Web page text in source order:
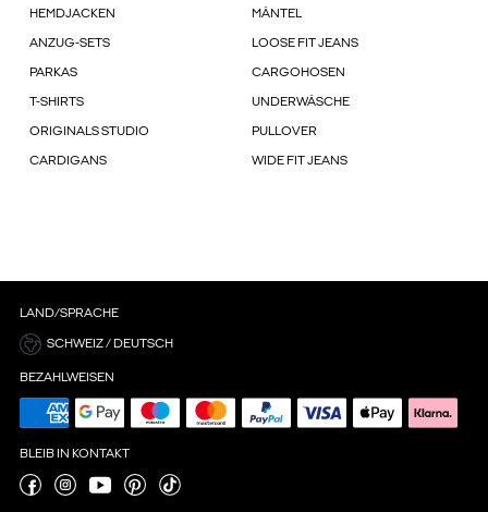
HEMDJACKEN MÄNTEL
ANZUG-SETS LOOSE FIT JEANS
PARKAS CARGOHOSEN
T-SHIRTS UNDERWÄSCHE
ORIGINALS STUDIO PULLOVER
CARDIGANS WIDE FIT JEANS
LAND/SPRACHE
SCHWEIZ / DEUTSCH
BEZAHLWEISEN
BLEIB IN KONTAKT